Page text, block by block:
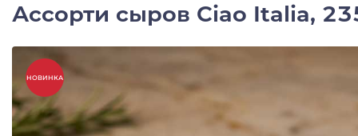
Ассорти сыров Ciao Italia,
НОВИНКА